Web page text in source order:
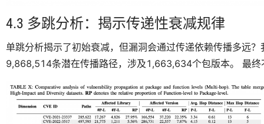
4.3 多跳分析：揭示传递性衰减规律
单跳分析揭示了初始衰减，但漏洞会通过传递依赖传播多远
9,868,514条潜在传播路径，涉及1,663,634个包版本。 最终